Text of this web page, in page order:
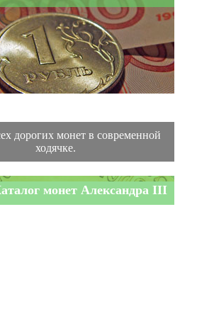
дорогих монет в современной
ходячке.
монет Александра III